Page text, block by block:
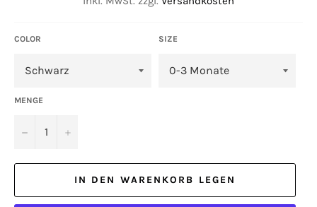
COLOR SIZE
MENGE
− +
IN DEN WARENKORB LEGEN